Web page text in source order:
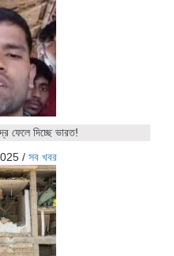
ফেলে দিচ্ছে ভারত!
/ সব খবর